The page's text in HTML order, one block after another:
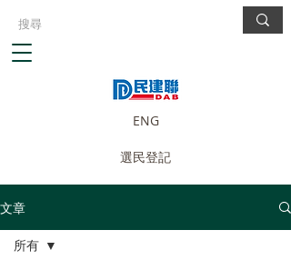
ENG
選民登記
文章
所有